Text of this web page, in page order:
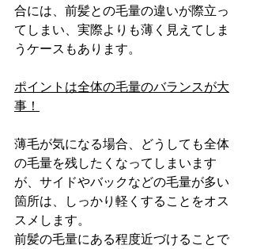
合には、前髪との毛量の違いが際立っ
てしまい、実際よりも薄く見えてしま
うケースもあります。
ポイントは全体の毛量のバランスが大
事！
薄毛が気になる場合、どうしても全体
の毛量を残したくなってしまいます
が、サイドやバックなどの毛量が多い
箇所は、しっかり軽くすることをオス
スメします。
前髪の毛量にある程度近づけることで